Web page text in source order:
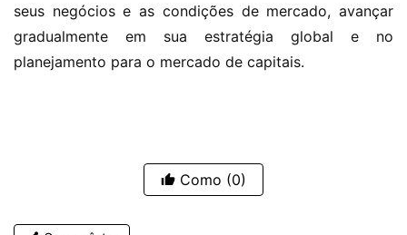
seus negócios e as condições de mercado, avançar
gradualmente em sua estratégia global e no
planejamento para o mercado de capitais.
Como (0)